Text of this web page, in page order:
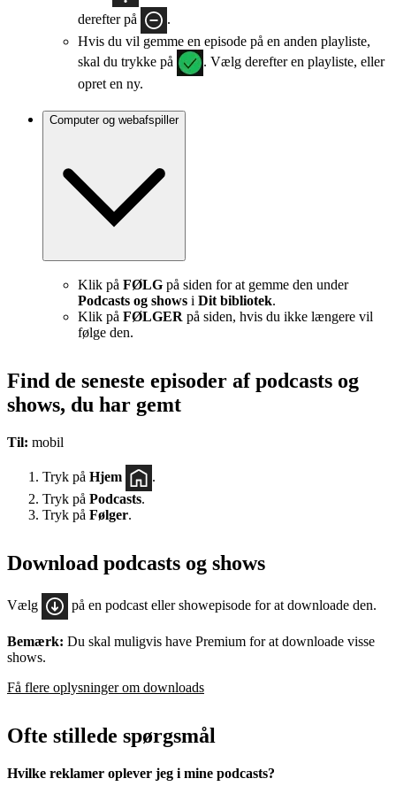
derefter på
.
Hvis du vil gemme en episode på en anden playliste,
skal du trykke på
. Vælg derefter en playliste, eller
opret en ny.
Computer og webafspiller
Klik på FØLG på siden for at gemme den under
Podcasts og shows i Dit bibliotek.
Klik på FØLGER på siden, hvis du ikke længere vil
følge den.
Find de seneste episoder af podcasts og
shows, du har gemt
Til: mobil
Tryk på Hjem
.
Tryk på Podcasts.
Tryk på Følger.
Download podcasts og shows
Vælg på en podcast eller showepisode for at downloade den.
Bemærk: Du skal muligvis have Premium for at downloade visse
shows.
Få flere oplysninger om downloads
Ofte stillede spørgsmål
Hvilke reklamer oplever jeg i mine podcasts?